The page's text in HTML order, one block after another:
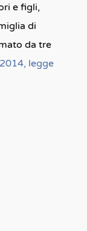
e figli,
di
da tre
legge